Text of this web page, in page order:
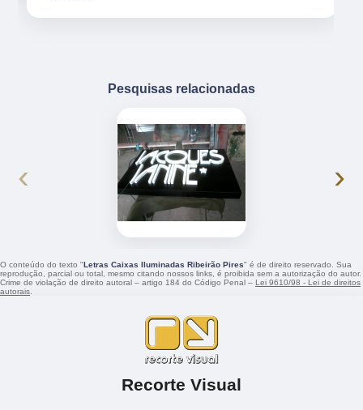
Pesquisas relacionadas
‹ ›
O conteúdo do texto "Letras Caixas Iluminadas Ribeirão Pires" é de direito reservado. Sua
reprodução, parcial ou total, mesmo citando nossos links, é proibida sem a autorização do autor.
Crime de violação de direito autoral – artigo 184 do Código Penal – Lei 9610/98 - Lei de direitos
autorais
Recorte Visual